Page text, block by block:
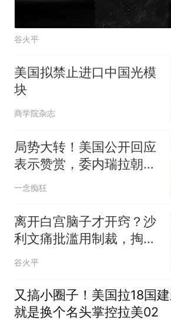
谷火平
美国拟禁止进口中国光模
块
商学院杂志
局势大转！美国公开回应
表示赞赏，委内瑞拉朝野
重启协商
一念痴狂
离开白宫脑子才开窍？沙
利文痛批滥用制裁，掏空
美国底牌02
谷火平
又搞小圈子！美国拉18国
就是换个名头掌控拉美02